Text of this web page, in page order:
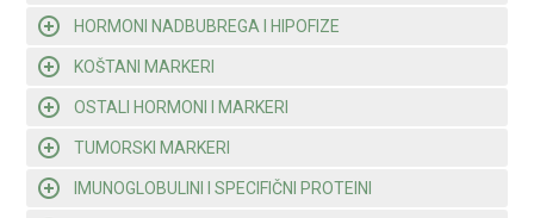
HORMONI NADBUBREGA I HIPOFIZE
KOŠTANI MARKERI
OSTALI HORMONI I MARKERI
TUMORSKI MARKERI
IMUNOGLOBULINI I SPECIFIČNI PROTEINI